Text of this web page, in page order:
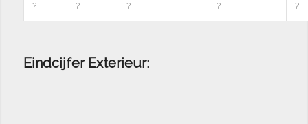
? ? ? ? ?
Eindcijfer Exterieur: